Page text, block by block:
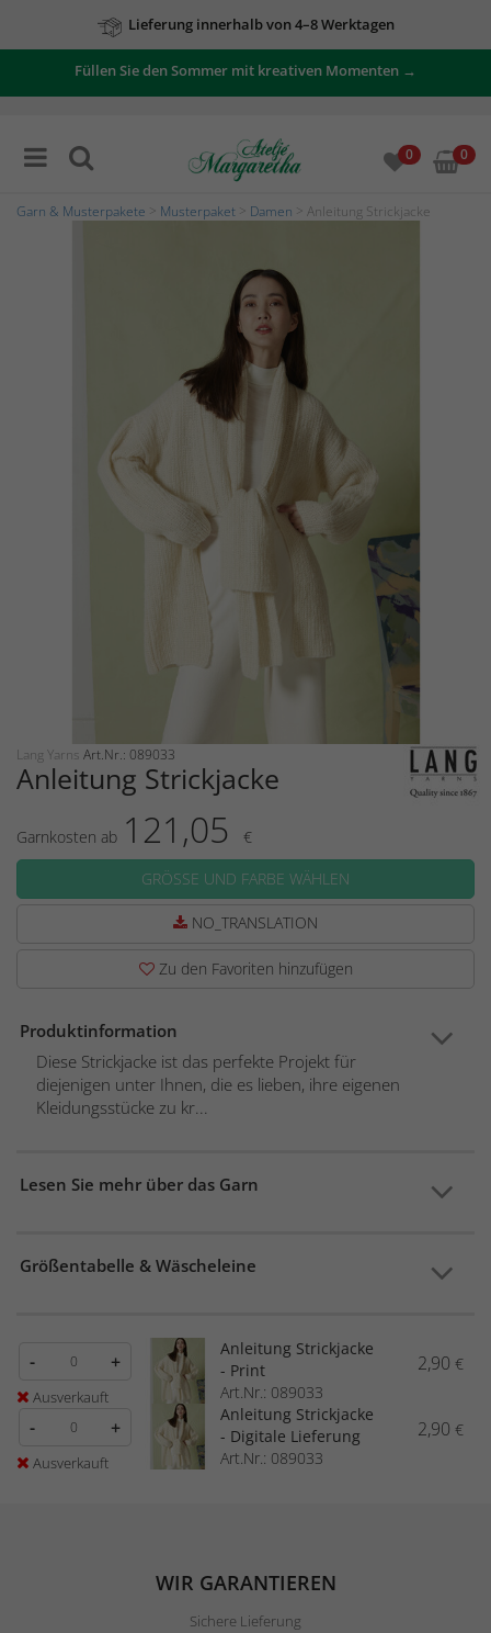
Lieferung innerhalb von 4–8 Werktagen
Füllen Sie den Sommer mit kreativen Momenten →
0 0
Garn & Musterpakete Musterpaket Damen > Anleitung Strickjacke
Lang Yarns Art.Nr.: 089033
Anleitung Strickjacke
Garnkosten ab 121,05
€
GRÖSSE UND FARBE WÄHLEN
NO_TRANSLATION
Zu den Favoriten hinzufügen
Produktinformation
Diese Strickjacke ist das perfekte Projekt für
diejenigen unter Ihnen, die es lieben, ihre eigenen
Kleidungsstücke zu kr...
Lesen Sie mehr über das Garn
Größentabelle & Wäscheleine
- +
Ausverkauft
Anleitung Strickjacke
- Print
Art.Nr.: 089033
2,90 €
- +
Ausverkauft
Anleitung Strickjacke
- Digitale Lieferung
Art.Nr.: 089033
2,90 €
WIR GARANTIEREN
Sichere Lieferung